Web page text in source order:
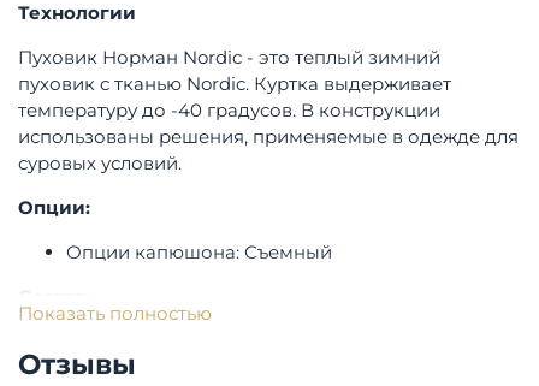
Технологии
Пуховик Норман Nordic - это теплый зимний
пуховик с тканью Nordic. Куртка выдерживает
температуру до -40 градусов. В конструкции
использованы решения, применяемые в одежде для
суровых условий.
Опции:
Опции капюшона: Съемный
Утеплитель: Полиэстер
Показать полностью
Отзывы